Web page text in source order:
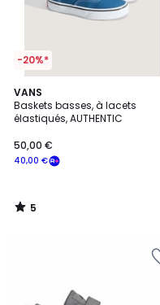
-20%*
VANS
Baskets basses, à lacets
élastiqués, AUTHENTIC
40,00 €
50,00 €
5
/
5
5
/